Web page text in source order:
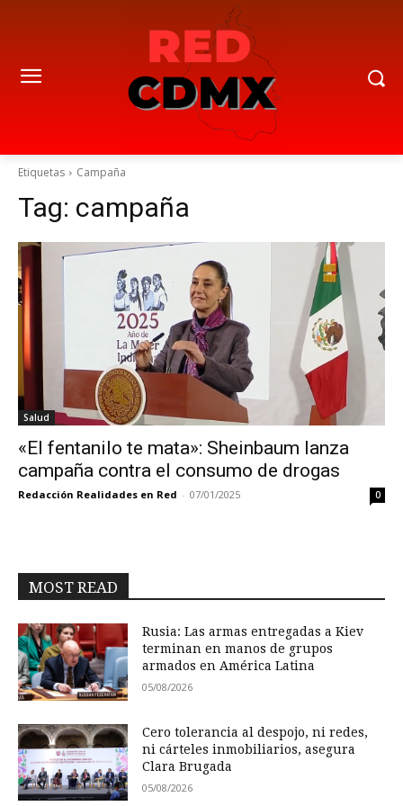
Etiquetas Campaña
Tag: campaña
Salud
«El fentanilo te mata»: Sheinbaum lanza
campaña contra el consumo de drogas
Redacción Realidades en Red - 07/01/2025 0
MOST READ
Rusia: Las armas entregadas a Kiev
terminan en manos de grupos
armados en América Latina
05/08/2026
Cero tolerancia al despojo, ni redes,
ni cárteles inmobiliarios, asegura
Clara Brugada
05/08/2026